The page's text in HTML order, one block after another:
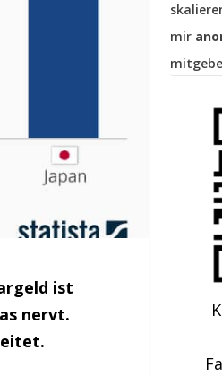
ist
nervt.
mir